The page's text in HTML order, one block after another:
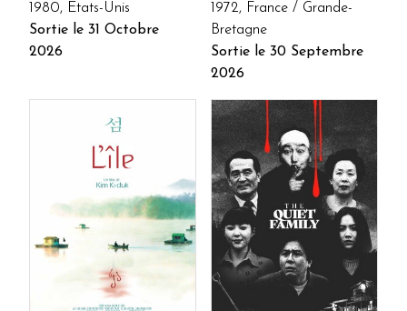
1980, Etats-Unis
Sortie le 31 Octobre
2026
1972, France / Grande-
Bretagne
Sortie le 30 Septembre
2026